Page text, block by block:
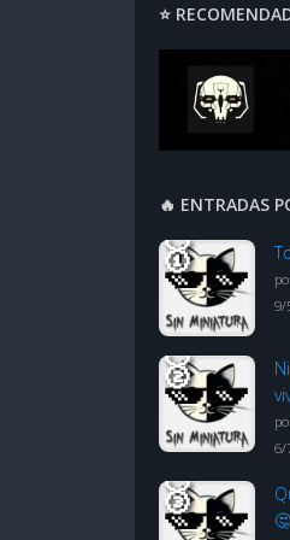
⭐
🔥 ENTRADAS
9/
6/
🤔